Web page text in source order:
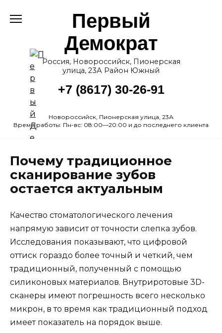
Первый
Демократ
Россия, Новороссийск, Пионерская
улица, 23А Район Южный
+7 (8617) 30-26-91
Новороссийск, Пионерская улица, 23А
Время работы: Пн-вс: 08:00—20:00 и до последнего клиента
Почему традиционное
сканирование зубов
остается актуальным
Качество стоматологического лечения
напрямую зависит от точности слепка зубов.
Исследования показывают, что цифровой
оттиск гораздо более точный и четкий, чем
традиционный, полученный с помощью
силиконовых материалов. Внутриротовые 3D-
сканеры имеют погрешность всего несколько
микрон, в то время как традиционный подход
имеет показатель на порядок выше.